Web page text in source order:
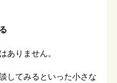
ありません。
してみるといった小さな